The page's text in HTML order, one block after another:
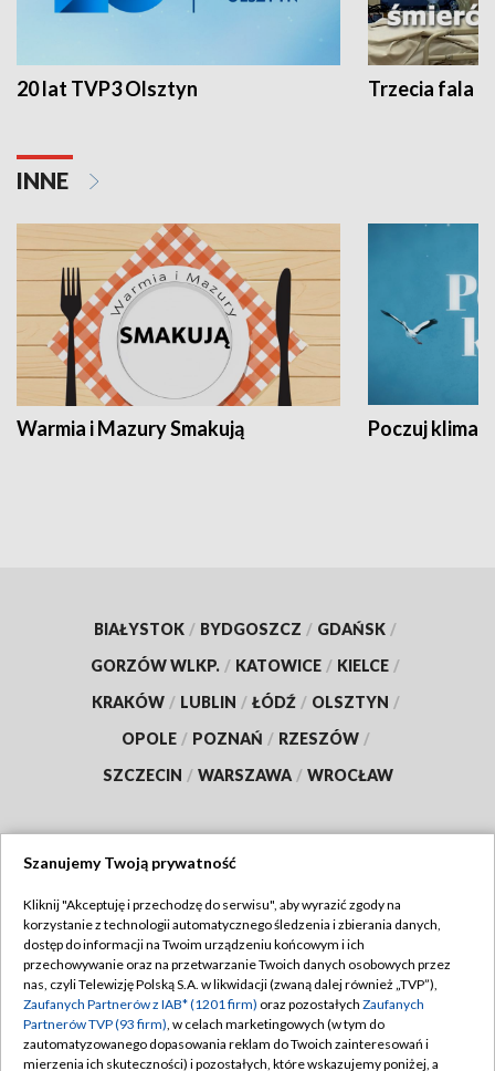
20 lat TVP3 Olsztyn Trzecia fala -
INNE
Warmia i Mazury Smakują Poczuj klimat
BIAŁYSTOK / BYDGOSZCZ / GDAŃSK /
GORZÓW WLKP. / KATOWICE / KIELCE /
KRAKÓW / LUBLIN / ŁÓDŹ / OLSZTYN /
OPOLE / POZNAŃ / RZESZÓW /
SZCZECIN / WARSZAWA / WROCŁAW
TVP
Abonament TVP
Emisja w TVP
Centrum informacji TVP
Regulamin TVP
Polityka prywatności
Moje zgody
Szanujemy Twoją prywatność
Kliknij "Akceptuję i przechodzę do serwisu", aby wyrazić zgody na
korzystanie z technologii automatycznego śledzenia i zbierania danych,
dostęp do informacji na Twoim urządzeniu końcowym i ich
przechowywanie oraz na przetwarzanie Twoich danych osobowych przez
nas, czyli Telewizję Polską S.A. w likwidacji (zwaną dalej również „TVP”),
Zaufanych Partnerów z IAB* (1201 firm) oraz pozostałych Zaufanych
Partnerów TVP (93 firm), w celach marketingowych (w tym do
zautomatyzowanego dopasowania reklam do Twoich zainteresowań i
mierzenia ich skuteczności) i pozostałych, które wskazujemy poniżej, a